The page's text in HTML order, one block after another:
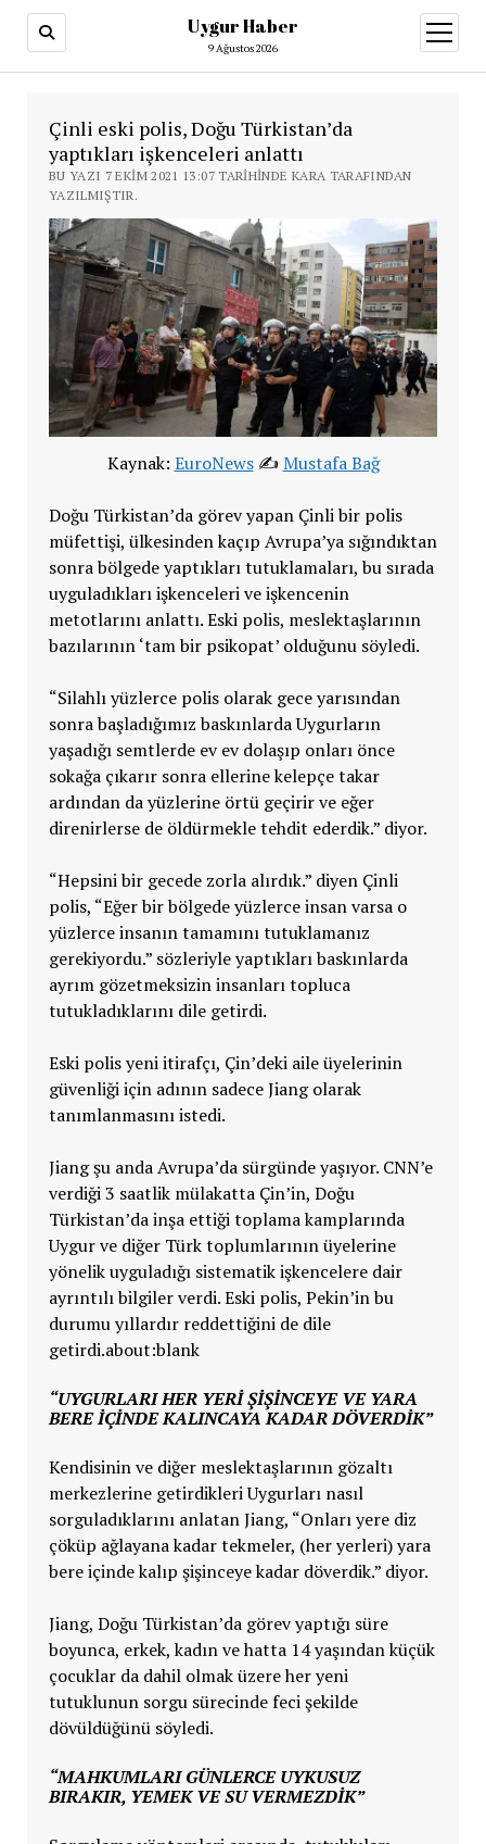
Uygur Haber
9 Ağustos 2026
aç
Çinli eski polis, Doğu Türkistan’da
yaptıkları işkenceleri anlattı
BU YAZI 7 EKIM 2021 13:07 TARIHINDE KARA TARAFINDAN
YAZILMIŞTIR.
Kaynak: EuroNews✍️ Mustafa Bağ
Doğu Türkistan’da görev yapan Çinli bir polis
müfettişi, ülkesinden kaçıp Avrupa’ya sığındıktan
sonra bölgede yaptıkları tutuklamaları, bu sırada
uyguladıkları işkenceleri ve işkencenin
metotlarını anlattı. Eski polis, meslektaşlarının
bazılarının ‘tam bir psikopat’ olduğunu söyledi.
“Silahlı yüzlerce polis olarak gece yarısından
sonra başladığımız baskınlarda Uygurların
yaşadığı semtlerde ev ev dolaşıp onları önce
sokağa çıkarır sonra ellerine kelepçe takar
ardından da yüzlerine örtü geçirir ve eğer
direnirlerse de öldürmekle tehdit ederdik.” diyor.
“Hepsini bir gecede zorla alırdık.” diyen Çinli
polis, “Eğer bir bölgede yüzlerce insan varsa o
yüzlerce insanın tamamını tutuklamanız
gerekiyordu.” sözleriyle yaptıkları baskınlarda
ayrım gözetmeksizin insanları topluca
tutukladıklarını dile getirdi.
Eski polis yeni itirafçı, Çin’deki aile üyelerinin
güvenliği için adının sadece Jiang olarak
tanımlanmasını istedi.
Jiang şu anda Avrupa’da sürgünde yaşıyor. CNN’e
verdiği 3 saatlik mülakatta Çin’in, Doğu
Türkistan’da inşa ettiği toplama kamplarında
Uygur ve diğer Türk toplumlarının üyelerine
yönelik uyguladığı sistematik işkencelere dair
ayrıntılı bilgiler verdi. Eski polis, Pekin’in bu
durumu yıllardır reddettiğini de dile
getirdi.about:blank
“UYGURLARI HER YERI ŞIŞINCEYE VE YARA
BERE IÇINDE KALINCAYA KADAR DÖVERDIK”
Kendisinin ve diğer meslektaşlarının gözaltı
merkezlerine getirdikleri Uygurları nasıl
sorguladıklarını anlatan Jiang, “Onları yere diz
çöküp ağlayana kadar tekmeler, (her yerleri) yara
bere içinde kalıp şişinceye kadar döverdik.” diyor.
Jiang, Doğu Türkistan’da görev yaptığı süre
boyunca, erkek, kadın ve hatta 14 yaşından küçük
çocuklar da dahil olmak üzere her yeni
tutuklunun sorgu sürecinde feci şekilde
dövüldüğünü söyledi.
“MAHKUMLARI GÜNLERCE UYKUSUZ
BIRAKIR, YEMEK VE SU VERMEZDIK”